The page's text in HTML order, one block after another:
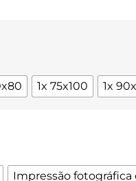
1x 75x100 1x
Impressão fotográfica